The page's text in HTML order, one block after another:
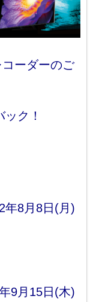
ーダーのご
ク！
8月8日(月)
9月15日(木)